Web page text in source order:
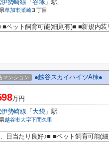
勢崎線 「谷塚」駅
草加市瀬崎３丁目
ペット飼育可能(細則有)■ ■新規内装
マンション ●越谷スカイハイツA棟●
万円
勢崎線 「 大袋」駅
越谷市大字下間久里
日当たり良好♪■ ■ペット飼育可能(